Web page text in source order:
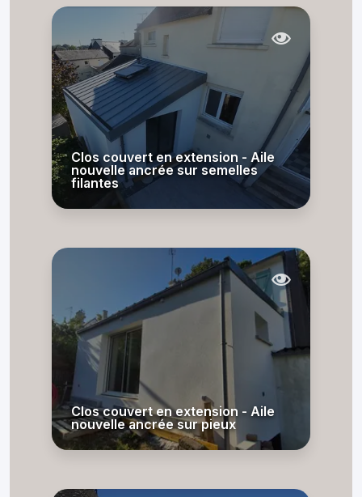
Clos couvert en extension - Aile
nouvelle ancrée sur semelles
filantes
Clos couvert en extension - Aile
nouvelle ancrée sur pieux